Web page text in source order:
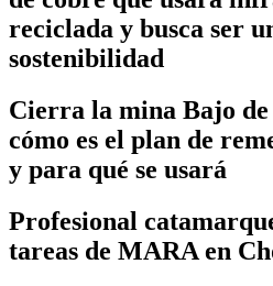
reciclada y busca ser
sostenibilidad
Cierra la mina Bajo
cómo es el plan de
y para qué se usará
Profesional
tareas de MARA en